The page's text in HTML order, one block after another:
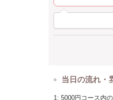
当日の流れ・
1: 5000円コース内の